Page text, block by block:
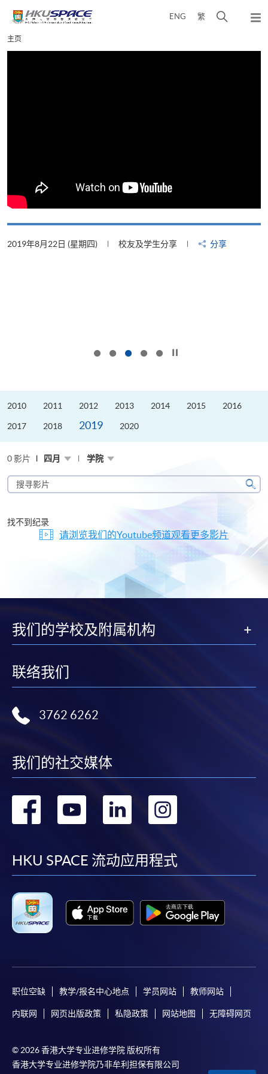
content
ENG 繁
弹
Main
content
主页
2019年8月22日 (星期四) 校友及学生分享 分享
2010 2011 2012 2013 2014 2015 2016
2017 2018 2019 2020
0 影片 四月 学院
搜
寻
片
搜
找不到纪录
请浏览我们的Youtube频道观看更多影片
我们的学校及附属机构
联络我们
3762 6262
我们的社交媒体
转
facebook
转
youtube
转
linkedin
转
HKU SPACE 流动应用程式
职位空缺 教学/报名中心地点 学员网站 教师网站
内联网 网页出版政策 私隐政策 网站地图 无障碍网页
© 2026 香港大学专业进修学院 版权所有
香港大学专业进修学院乃非牟利担保有限公司